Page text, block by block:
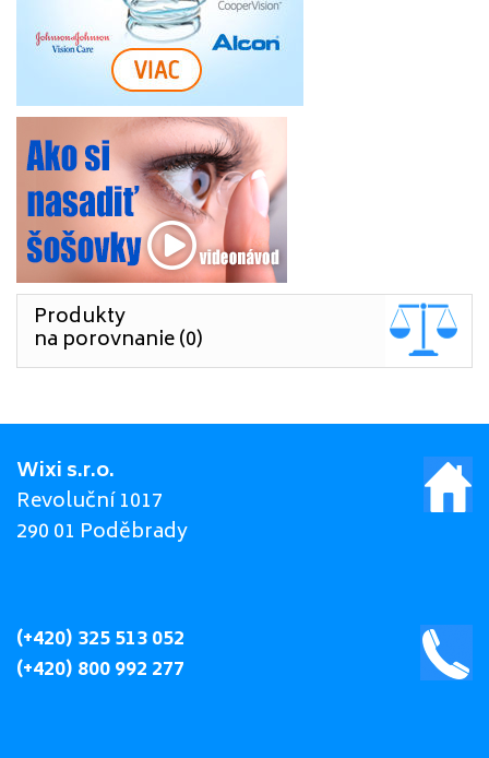
Produkty
na porovnanie (0)
Wixi s.r.o.
Revoluční 1017
290 01 Poděbrady
(+420) 325 513 052
(+420) 800 992 277